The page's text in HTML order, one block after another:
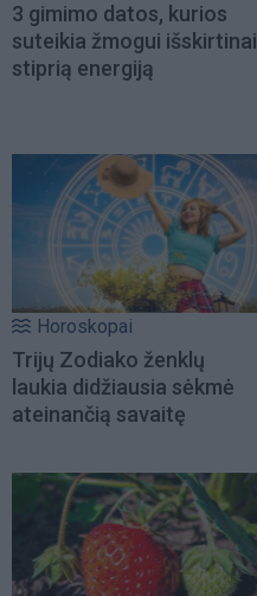
3 gimimo datos, kurios
suteikia žmogui išskirtinai
stiprią energiją
Horoskopai
Trijų Zodiako ženklų
laukia didžiausia sėkmė
ateinančią savaitę